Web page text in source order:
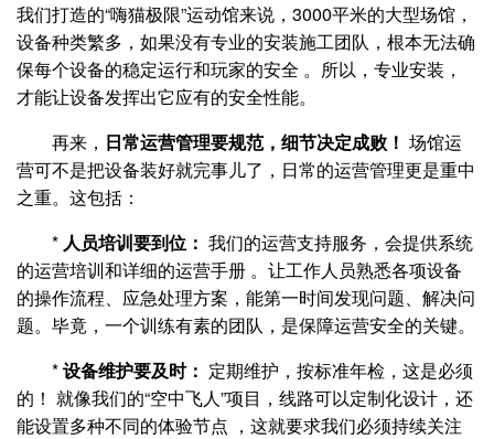
我们打造的“嗨猫极限”运动馆来说，3000平米的大型场馆，
设备种类繁多，如果没有专业的安装施工团队，根本无法确
保每个设备的稳定运行和玩家的安全 。所以，专业安装，
才能让设备发挥出它应有的安全性能。
再来， 日常运营管理要规范，细节决定成败！ 场馆运
营可不是把设备装好就完事儿了，日常的运营管理更是重中
之重。这包括：
* 人员培训要到位： 我们的运营支持服务，会提供系统
的运营培训和详细的运营手册 。让工作人员熟悉各项设备
的操作流程、应急处理方案，能第一时间发现问题、解决问
题。毕竟，一个训练有素的团队，是保障运营安全的关键。
*设备维护要及时： 定期维护，按标准年检，这是必须
的！ 就像我们的“空中飞人”项目，线路可以定制化设计，还
能设置多种不同的体验节点 ，这就要求我们必须持续关注